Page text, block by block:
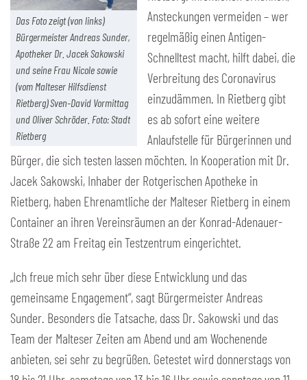
Das Foto zeigt (von links)
Bürgermeister Andreas Sunder,
Apotheker Dr. Jacek Sakowski
und seine Frau Nicole sowie
(vom Malteser Hilfsdienst
Rietberg) Sven-David Vormittag
und Oliver Schröder. Foto: Stadt
Rietberg
Ansteckungen vermeiden – wer
regelmäßig einen Antigen-
Schnelltest macht, hilft dabei, die
Verbreitung des Coronavirus
einzudämmen. In Rietberg gibt
es ab sofort eine weitere
Anlaufstelle für Bürgerinnen und
Bürger, die sich testen lassen möchten. In Kooperation mit Dr.
Jacek Sakowski, Inhaber der Rotgerischen Apotheke in
Rietberg, haben Ehrenamtliche der Malteser Rietberg in einem
Container an ihren Vereinsräumen an der Konrad-Adenauer-
Straße 22 am Freitag ein Testzentrum eingerichtet.
„Ich freue mich sehr über diese Entwicklung und das
gemeinsame Engagement“, sagt Bürgermeister Andreas
Sunder. Besonders die Tatsache, dass Dr. Sakowski und das
Team der Malteser Zeiten am Abend und am Wochenende
anbieten, sei sehr zu begrüßen. Getestet wird donnerstags von